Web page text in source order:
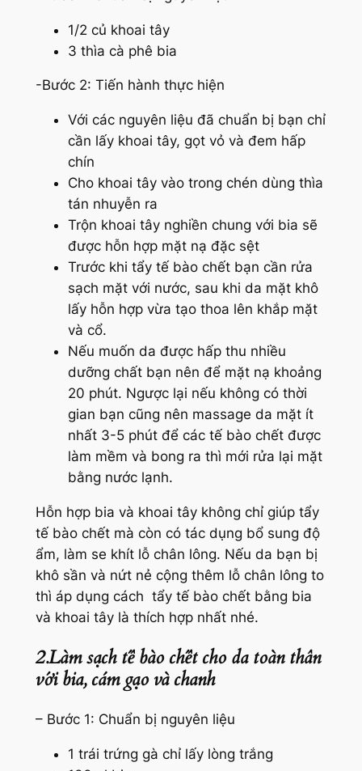
1/2 củ khoai tây
3 thìa cà phê bia
-Bước 2: Tiến hành thực hiện
Với các nguyên liệu đã chuẩn bị bạn chỉ
cần lấy khoai tây, gọt vỏ và đem hấp
chín
Cho khoai tây vào trong chén dùng thìa
tán nhuyễn ra
Trộn khoai tây nghiền chung với bia sẽ
được hỗn hợp mặt nạ đặc sệt
Trước khi tẩy tế bào chết bạn cần rửa
sạch mặt với nước, sau khi da mặt khô
lấy hỗn hợp vừa tạo thoa lên khắp mặt
và cổ.
Nếu muốn da được hấp thu nhiều
dưỡng chất bạn nên để mặt nạ khoảng
20 phút. Ngược lại nếu không có thời
gian bạn cũng nên massage da mặt ít
nhất 3-5 phút để các tế bào chết được
làm mềm và bong ra thì mới rửa lại mặt
bằng nước lạnh.
Hỗn hợp bia và khoai tây không chỉ giúp tẩy
tế bào chết mà còn có tác dụng bổ sung độ
ẩm, làm se khít lỗ chân lông. Nếu da bạn bị
khô sần và nứt nẻ cộng thêm lỗ chân lông to
thì áp dụng cách tẩy tế bào chết bằng bia
và khoai tây là thích hợp nhất nhé.
2.Làm sạch tế bào chết cho da toàn thân
với bia, cám gạo và chanh
– Bước 1: Chuẩn bị nguyên liệu
1 trái trứng gà chỉ lấy lòng trắng